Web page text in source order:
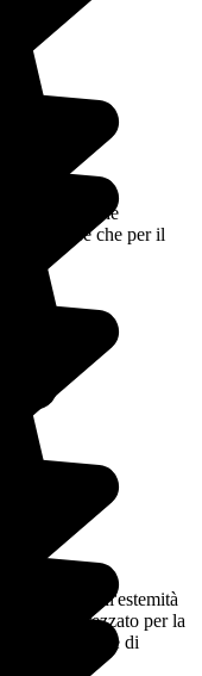
minatori, che
vita, oltre che per il
pescatori all'estemità
apprezzato per la
ricoperte di